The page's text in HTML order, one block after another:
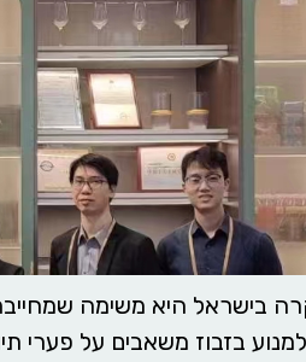
בישראל היא משימה
בזבוז משאבים על פערי